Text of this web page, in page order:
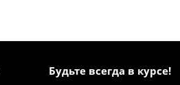
Будьте всегда в курсе!